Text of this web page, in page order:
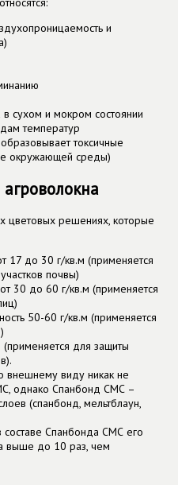
и
в сухом и мокром состоянии
температур
токсичные
окружающей среды)
цветовых решениях, которые
17 до 30 г/кв.м (применяется
почвы)
30 до 60 г/кв.м (применяется
50-60 г/кв.м (применяется
для защиты
внешнему виду никак не
однако Спанбонд СМС –
(спанбонд, мельтблаун,
составе Спанбонда СМС его
выше до 10 раз, чем